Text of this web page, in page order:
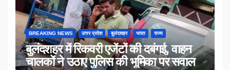
BREAKING NEWS उत्तर प्रदेश बुलंदशहर भारत राज्य
बुलंदशहर में रिकवरी एजेंटों की दबंगई, वाहन
चालकों ने उठाए पुलिस की भूमिका पर सवाल